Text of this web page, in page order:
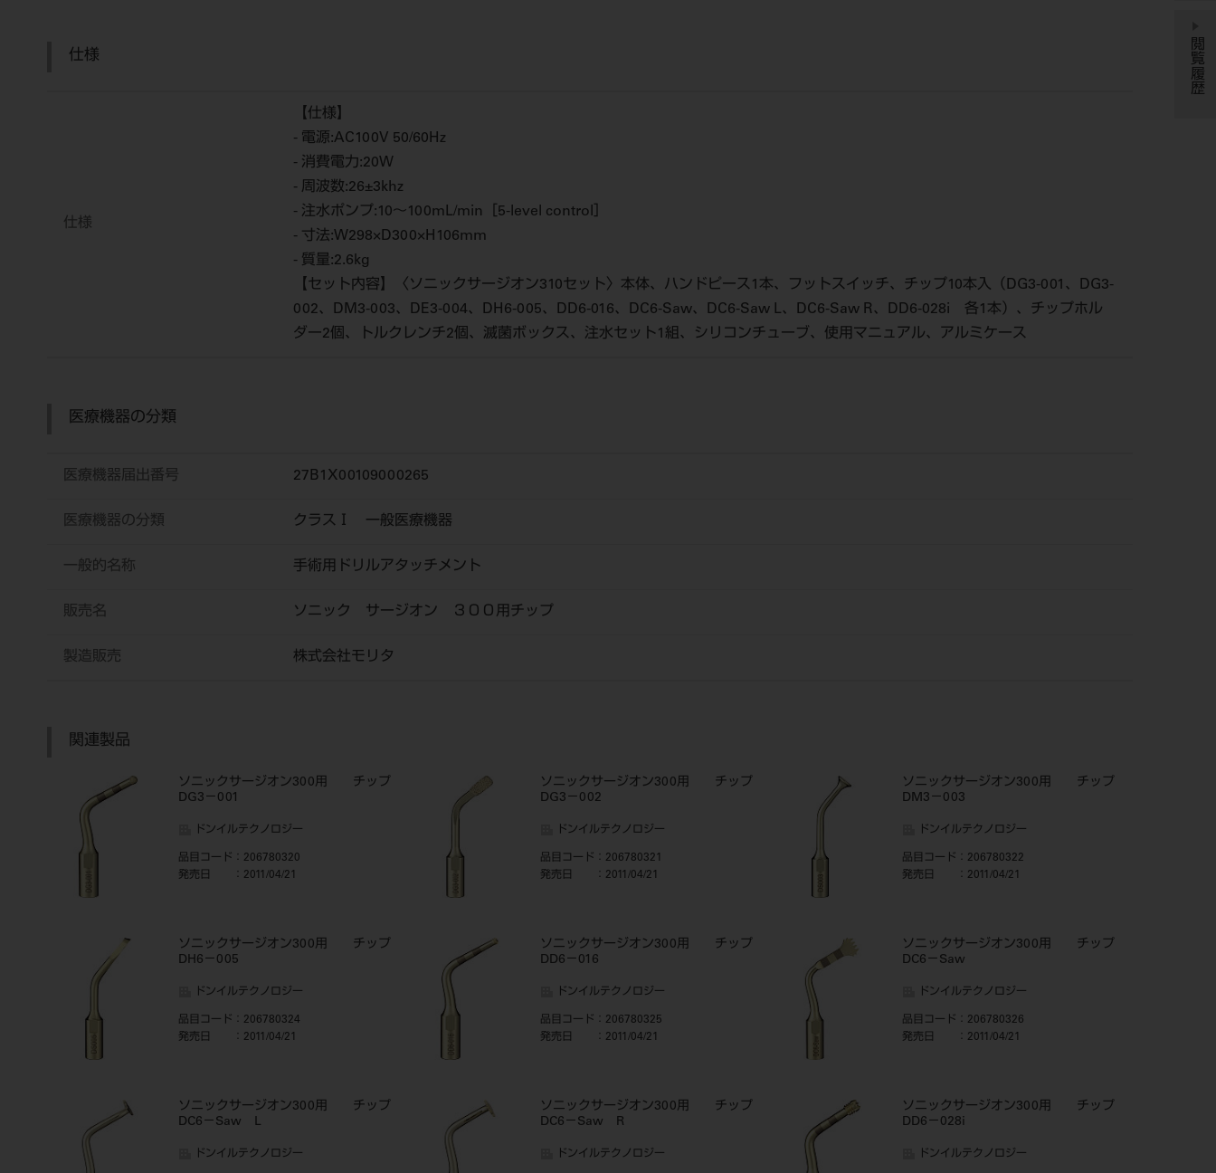
仕様
仕様
【仕様】
- 電源:AC100V 50/60Hz
- 消費電力:20W
- 周波数:26±3khz
- 注水ポンプ:10～100mL/min［5-level control］
- 寸法:W298×D300×H106mm
- 質量:2.6kg
【セット内容】〈ソニックサージオン310セット〉本体、ハンドピース1本、フットスイッチ、チップ10本入（DG3-001、DG3-
002、DM3-003、DE3-004、DH6-005、DD6-016、DC6-Saw、DC6-Saw L、DC6-Saw R、DD6-028i 各1本）、チップホル
ダー2個、トルクレンチ2個、滅菌ボックス、注水セット1組、シリコンチューブ、使用マニュアル、アルミケース
医療機器の分類
医療機器届出番号 27B1X00109000265
医療機器の分類 クラスⅠ 一般医療機器
一般的名称 手術用ドリルアタッチメント
販売名 ソニック サージオン ３００用チップ
製造販売 株式会社モリタ
関連製品
ソニックサージオン300用 チップ
DG3－001
ドンイルテクノロジー
品目コード ：206780320
発売日
：2011/04/21
ソニックサージオン300用 チップ
DG3－002
ドンイルテクノロジー
品目コード ：206780321
発売日
：2011/04/21
ソニックサージオン300用 チップ
DM3－003
ドンイルテクノロジー
品目コード ：206780322
発売日
：2011/04/21
ソニックサージオン300用 チップ
DH6－005
ドンイルテクノロジー
品目コード ：206780324
発売日
：2011/04/21
ソニックサージオン300用 チップ
DD6－016
ドンイルテクノロジー
品目コード ：206780325
発売日
：2011/04/21
ソニックサージオン300用 チップ
DC6－Saw
ドンイルテクノロジー
品目コード ：206780326
発売日
：2011/04/21
ソニックサージオン300用 チップ
DC6－Saw L
ドンイルテクノロジー
ソニックサージオン300用 チップ
DC6－Saw R
ドンイルテクノロジー
ソニックサージオン300用 チップ
DD6－028i
ドンイルテクノロジー
閲覧履歴